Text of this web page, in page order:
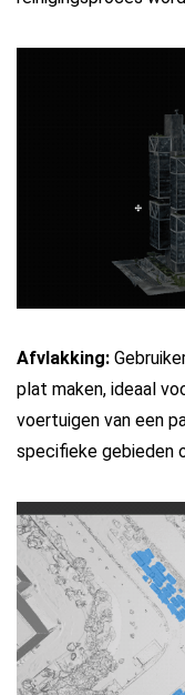
Afvlakking:
plat maken, ideaal
voertuigen van een
specifieke gebieden